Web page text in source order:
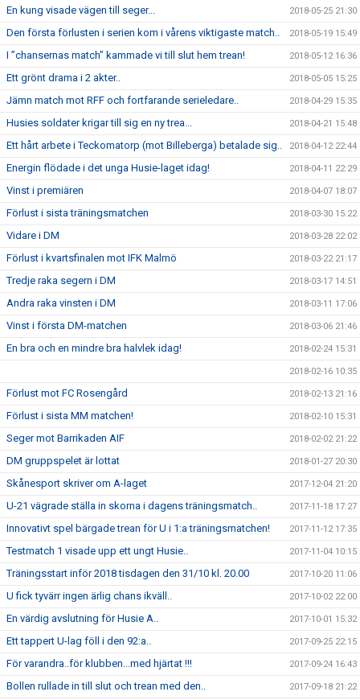
En kung visade vägen till seger... 2018-05-25 21:30
Den första förlusten i serien kom i vårens viktigaste match.. 2018-05-19 15:49
I ”chansernas match” kammade vi till slut hem trean! 2018-05-12 16:36
Ett grönt drama i 2 akter.. 2018-05-05 15:25
Jämn match mot RFF och fortfarande serieledare.. 2018-04-29 15:35
Husies soldater krigar till sig en ny trea... 2018-04-21 15:48
Ett hårt arbete i Teckomatorp (mot Billeberga) betalade sig.. 2018-04-12 22:44
Energin flödade i det unga Husie-laget idag! 2018-04-11 22:29
Vinst i premiären 2018-04-07 18:07
Förlust i sista träningsmatchen 2018-03-30 15:22
Vidare i DM 2018-03-28 22:02
Förlust i kvartsfinalen mot IFK Malmö 2018-03-22 21:17
Tredje raka segern i DM 2018-03-17 14:51
Andra raka vinsten i DM 2018-03-11 17:06
Vinst i första DM-matchen 2018-03-06 21:46
En bra och en mindre bra halvlek idag! 2018-02-24 15:31
2018-02-16 10:35
Förlust mot FC Rosengård 2018-02-13 21:16
Förlust i sista MM matchen! 2018-02-10 15:31
Seger mot Barrikaden AIF 2018-02-02 21:22
DM gruppspelet är lottat 2018-01-27 20:30
Skånesport skriver om A-laget 2017-12-04 21:20
U-21 vägrade ställa in skorna i dagens träningsmatch.. 2017-11-18 17:27
Innovativt spel bärgade trean för U i 1:a träningsmatchen! 2017-11-12 17:35
Testmatch 1 visade upp ett ungt Husie.. 2017-11-04 10:15
Träningsstart inför 2018 tisdagen den 31/10 kl. 20.00 2017-10-20 11:06
U fick tyvärr ingen ärlig chans ikväll.. 2017-10-02 22:00
En värdig avslutning för Husie A.. 2017-10-01 15:32
Ett tappert U-lag föll i den 92:a.. 2017-09-25 22:15
För varandra..för klubben...med hjärtat !!! 2017-09-24 16:43
Bollen rullade in till slut och trean med den.. 2017-09-18 21:22